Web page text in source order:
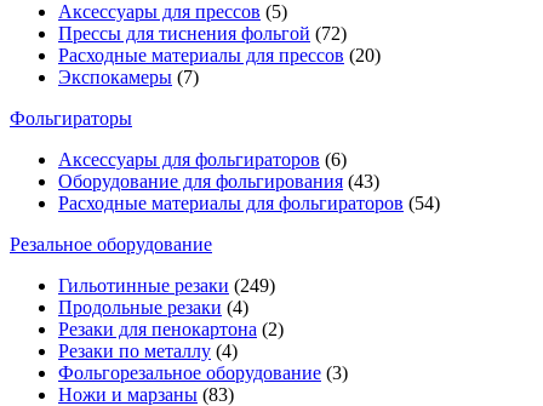
Аксессуары для прессов (5)
Прессы для тиснения фольгой (72)
Расходные материалы для прессов (20)
Экспокамеры (7)
Фольгираторы
Аксессуары для фольгираторов (6)
Оборудование для фольгирования (43)
Расходные материалы для фольгираторов (54)
Резальное оборудование
Гильотинные резаки (249)
Продольные резаки (4)
Резаки для пенокартона (2)
Резаки по металлу (4)
Фольгорезальное оборудование (3)
Ножи и марзаны (83)